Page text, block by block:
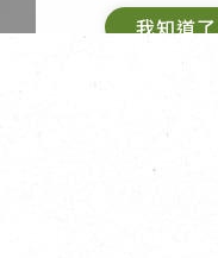
我知道了